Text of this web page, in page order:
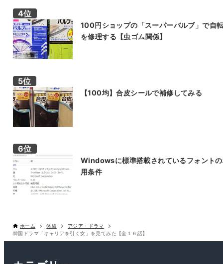
100円ショップの「スーパーバルブ」で自
を修理する【虫ゴム関係】
【100均】合皮シールで補修してみる
Windowsに標準搭載されているフォント
用条件
ホーム 体験
アジア・ドラマ
韓国ドラマ「キャリアを引く女」を見てみた【全１６話】